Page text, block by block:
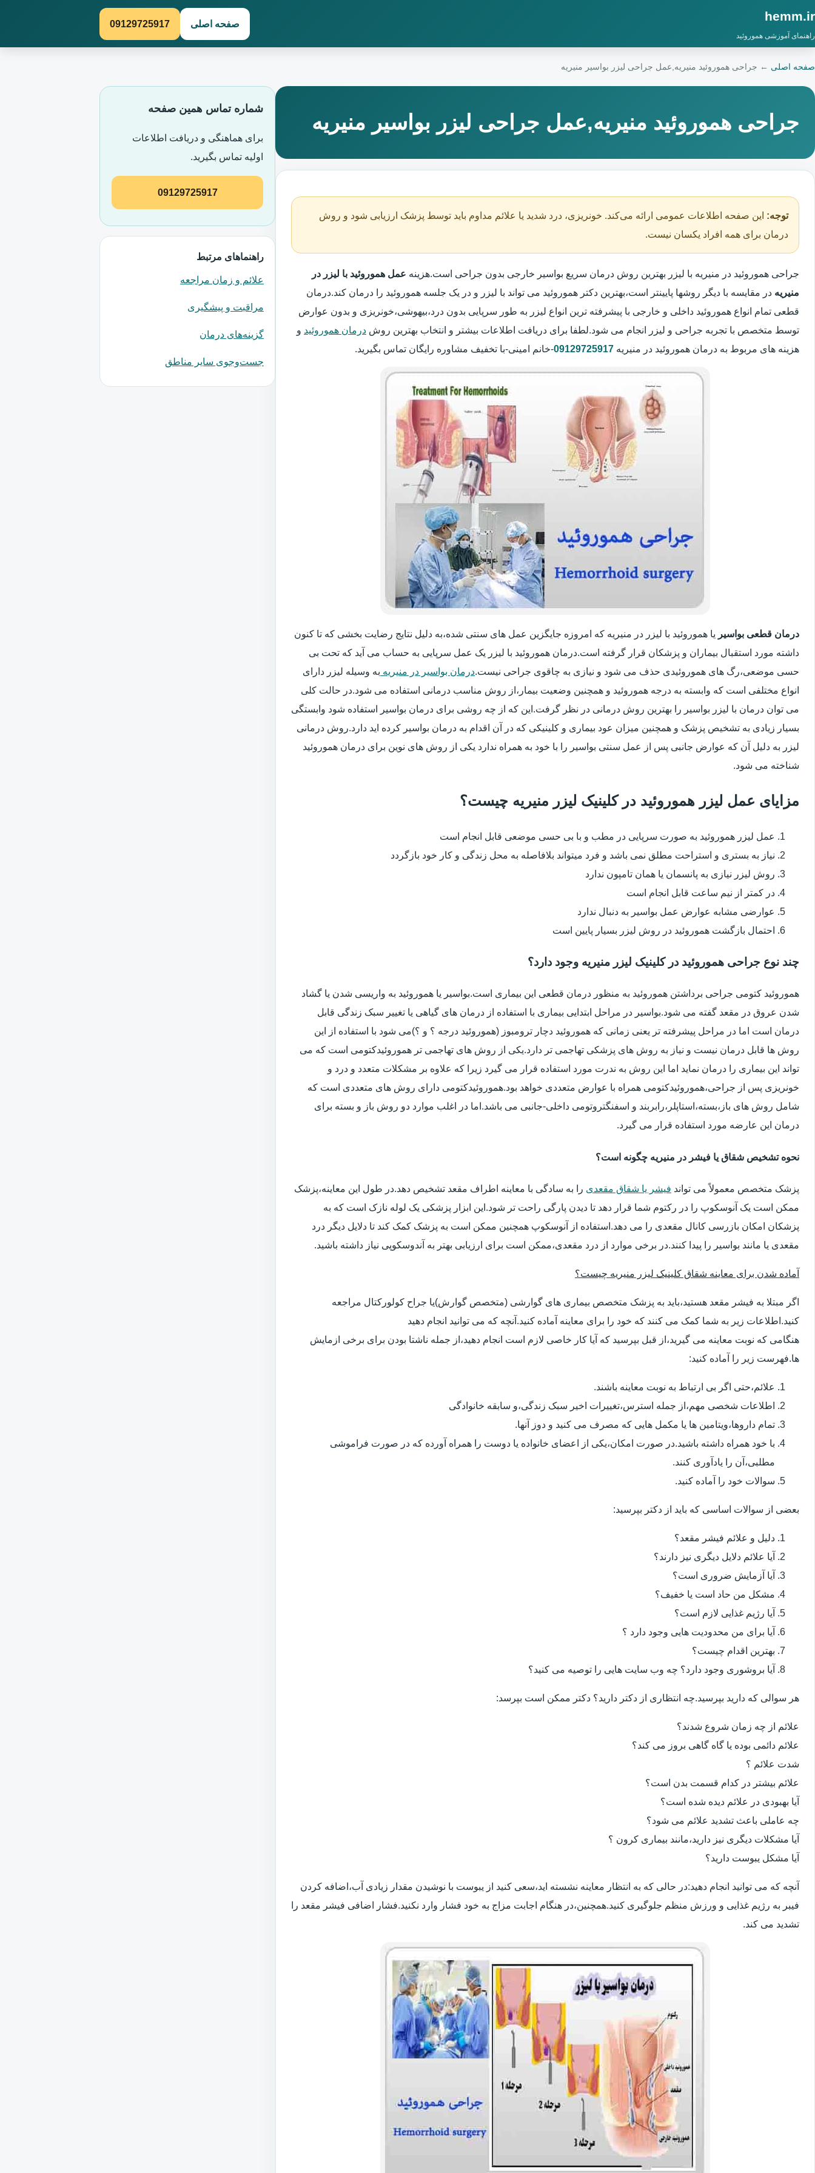
hemm.ir
راهنمای آموزشی هموروئید
صفحه اصلی 09129725917
صفحه اصلی ← جراحی هموروئید منیریه,عمل جراحی لیزر بواسیر منیریه
جراحی هموروئید منیریه,عمل جراحی لیزر بواسیر منیریه
توجه: این صفحه اطلاعات عمومی ارائه می‌کند. خونریزی، درد شدید یا علائم مداوم باید توسط پزشک ارزیابی شود و روش
درمان برای همه افراد یکسان نیست.
جراحی هموروئید در منیریه با لیزر بهترین روش درمان سریع بواسیر خارجی بدون جراحی است.هزینه عمل هموروئید با لیزر در
منیریه در مقایسه با دیگر روشها پایینتر است،بهترین دکتر هموروئید می تواند با لیزر و در یک جلسه هموروئید را درمان کند.درمان
قطعی تمام انواع هموروئید داخلی و خارجی با پیشرفته ترین انواع لیزر به طور سرپایی بدون درد،بیهوشی،خونریزی و بدون عوارض
توسط متخصص با تجربه جراحی و لیزر انجام می شود.لطفا برای دریافت اطلاعات بیشتر و انتخاب بهترین روش درمان هموروئید و
هزینه های مربوط به درمان هموروئید در منیریه 09129725917-خانم امینی-با تخفیف مشاوره رایگان تماس بگیرید.
درمان قطعی بواسیر یا هموروئید با لیزر در منیریه که امروزه جایگزین عمل های سنتی شده،به دلیل نتایج رضایت بخشی که تا کنون
داشته مورد استقبال بیماران و پزشکان قرار گرفته است.درمان هموروئید با لیزر یک عمل سرپایی به حساب می آید که تحت بی
حسی موضعی،رگ های هموروئیدی حذف می شود و نیازی به چاقوی جراحی نیست.درمان بواسیر در منیریه به وسیله لیزر دارای
انواع مختلفی است که وابسته به درجه هموروئید و همچنین وضعیت بیمار،از روش مناسب درمانی استفاده می شود.در حالت کلی
می توان درمان با لیزر بواسیر را بهترین روش درمانی در نظر گرفت.این که از چه روشی برای درمان بواسیر استفاده شود وابستگی
بسیار زیادی به تشخیص پزشک و همچنین میزان عود بیماری و کلینیکی که در آن اقدام به درمان بواسیر کرده اید دارد.روش درمانی
لیزر به دلیل آن که عوارض جانبی پس از عمل سنتی بواسیر را با خود به همراه ندارد یکی از روش های نوین برای درمان هموروئید
شناخته می شود.
مزایای عمل لیزر هموروئید در کلینیک لیزر منیریه چیست؟
عمل لیزر هموروئید به صورت سرپایی در مطب و با بی حسی موضعی قابل انجام است
نیاز به بستری و استراحت مطلق نمی باشد و فرد میتواند بلافاصله به محل زندگی و کار خود بازگردد
روش لیزر نیازی به پانسمان یا همان تامپون ندارد
در کمتر از نیم ساعت قابل انجام است
عوارضی مشابه عوارض عمل بواسیر به دنبال ندارد
احتمال بازگشت هموروئید در روش لیزر بسیار پایین است
چند نوع جراحی هموروئید در کلینیک لیزر منیریه وجود دارد؟
هموروئید کتومی جراحی برداشتن هموروئید به منظور درمان قطعی این بیماری است.بواسیر یا هموروئید به واریسی شدن یا گشاد
شدن عروق در مقعد گفته می شود.بواسیر در مراحل ابتدایی بیماری با استفاده از درمان های گیاهی یا تغییر سبک زندگی قابل
درمان است اما در مراحل پیشرفته تر یعنی زمانی که هموروئید دچار ترومبوز (هموروئید درجه ؟ و ؟)می شود با استفاده از این
روش ها قابل درمان نیست و نیاز به روش های پزشکی تهاجمی تر دارد.یکی از روش های تهاجمی تر هموروئیدکتومی است که می
تواند این بیماری را درمان نماید اما این روش به ندرت مورد استفاده قرار می گیرد زیرا که علاوه بر مشکلات متعدد و درد و
خونریزی پس از جراحی،هموروئیدکتومی همراه با عوارض متعددی خواهد بود.هموروئیدکتومی دارای روش های متعددی است که
شامل روش های باز،بسته،استاپلر،رابربند و اسفنگتروتومی داخلی-جانبی می باشد.اما در اغلب موارد دو روش باز و بسته برای
درمان این عارضه مورد استفاده قرار می گیرد.
نحوه تشخیص شقاق یا فیشر در منیریه چگونه است؟
پزشک متخصص معمولاً می تواند فیشر یا شقاق مقعدی را به سادگی با معاینه اطراف مقعد تشخیص دهد.در طول این معاینه،پزشک
ممکن است یک آنوسکوپ را در رکتوم شما قرار دهد تا دیدن پارگی راحت تر شود.این ابزار پزشکی یک لوله نازک است که به
پزشکان امکان بازرسی کانال مقعدی را می دهد.استفاده از آنوسکوپ همچنین ممکن است به پزشک کمک کند تا دلایل دیگر درد
مقعدی یا مانند بواسیر را پیدا کنند.در برخی موارد از درد مقعدی،ممکن است برای ارزیابی بهتر به آندوسکوپی نیاز داشته باشید.
آماده شدن برای معاینه شقاق کلینیک لیزر منیریه چیست؟
اگر مبتلا به فیشر مقعد هستید،باید به پزشک متخصص بیماری های گوارشی (متخصص گوارش)یا جراح کولورکتال مراجعه
کنید.اطلاعات زیر به شما کمک می کنند که خود را برای معاینه آماده کنید.آنچه که می توانید انجام دهید
هنگامی که نوبت معاینه می گیرید،از قبل بپرسید که آیا کار خاصی لازم است انجام دهید،از جمله ناشتا بودن برای برخی ازمایش
ها.فهرست زیر را آماده کنید:
علائم،حتی اگر بی ارتباط به نوبت معاینه باشند.
اطلاعات شخصی مهم،از جمله استرس،تغییرات اخیر سبک زندگی،و سابقه خانوادگی
تمام داروها،ویتامین ها یا مکمل هایی که مصرف می کنید و دوز آنها.
با خود همراه داشته باشید.در صورت امکان،یکی از اعضای خانواده یا دوست را همراه آورده که در صورت فراموشی
مطلبی،آن را یادآوری کنند.
سوالات خود را آماده کنید.
بعضی از سوالات اساسی که باید از دکتر بپرسید:
دلیل و علائم فیشر مقعد؟
آیا علائم دلایل دیگری نیز دارند؟
آیا آزمایش ضروری است؟
مشکل من حاد است یا خفیف؟
آیا رژیم غذایی لازم است؟
آیا برای من محدودیت هایی وجود دارد ؟
بهترین اقدام چیست؟
آیا بروشوری وجود دارد؟ چه وب سایت هایی را توصیه می کنید؟
هر سوالی که دارید بپرسید.چه انتظاری از دکتر دارید؟ دکتر ممکن است بپرسد:
علائم از چه زمان شروع شدند؟
علائم دائمی بوده یا گاه گاهی بروز می کند؟
شدت علائم ؟
علائم بیشتر در کدام قسمت بدن است؟
آیا بهبودی در علائم دیده شده است؟
چه عاملی باعث تشدید علائم می شود؟
آیا مشکلات دیگری نیز دارید،مانند بیماری کرون ؟
آیا مشکل یبوست دارید؟
آنچه که می توانید انجام دهید:در حالی که به انتظار معاینه نشسته اید،سعی کنید از یبوست با نوشیدن مقدار زیادی آب،اضافه کردن
فیبر به رژیم غذایی و ورزش منظم جلوگیری کنید.همچنین،در هنگام اجابت مزاج به خود فشار وارد نکنید.فشار اضافی فیشر مقعد را
تشدید می کند.
شماره تماس همین صفحه
برای هماهنگی و دریافت اطلاعات
اولیه تماس بگیرید.
09129725917
راهنماهای مرتبط
علائم و زمان مراجعه
مراقبت و پیشگیری
گزینه‌های درمان
جست‌وجوی سایر مناطق